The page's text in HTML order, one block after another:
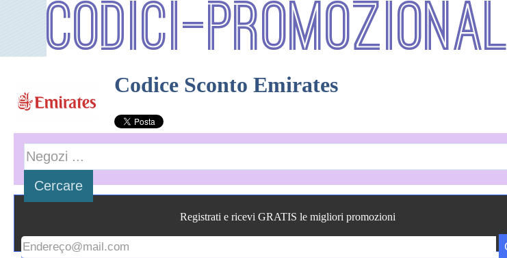
Codici-Promozionali
Codice Sconto Emirates
Registrati e ricevi GRATIS le migliori promozioni